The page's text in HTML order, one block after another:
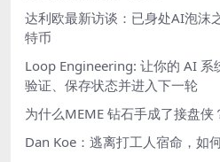
达利欧最新访谈：已身处AI泡沫
特币
Loop Engineering: 让你的 AI 系
验证、保存状态并进入下一轮
为什么MEME 钻石手成了接盘侠
Dan Koe：逃离打工人宿命，如